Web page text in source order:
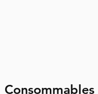
Consommables